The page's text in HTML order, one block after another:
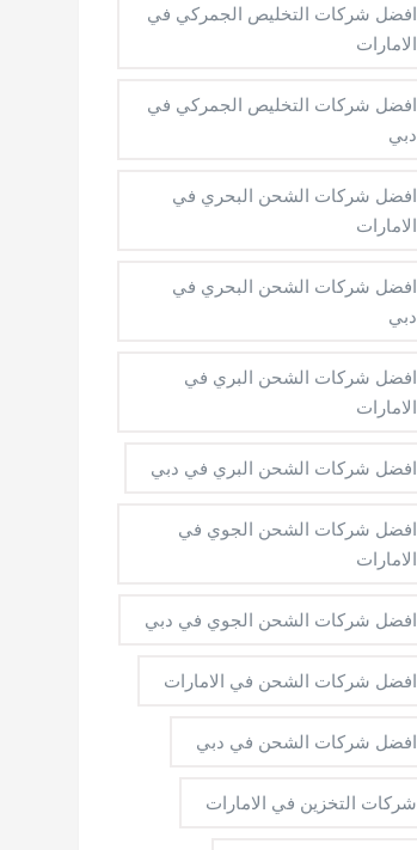
افضل شركات التخليص الجمركي في
الامارات
افضل شركات التخليص الجمركي في
دبي
افضل شركات الشحن البحري في
الامارات
افضل شركات الشحن البحري في
دبي
افضل شركات الشحن البري في
الامارات
افضل شركات الشحن البري في دبي
افضل شركات الشحن الجوي في
الامارات
افضل شركات الشحن الجوي في دبي
افضل شركات الشحن في الامارات
افضل شركات الشحن في دبي
شركات التخزين في الامارات